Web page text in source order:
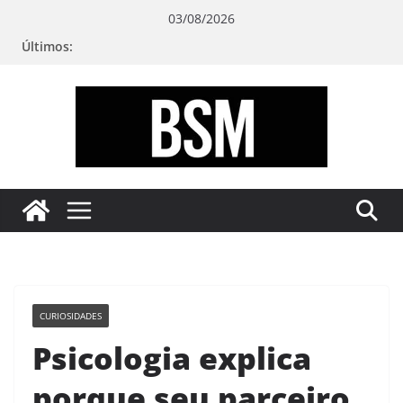
03/08/2026
Últimos:
sua
Mente
CURIOSIDADES
Psicologia explica